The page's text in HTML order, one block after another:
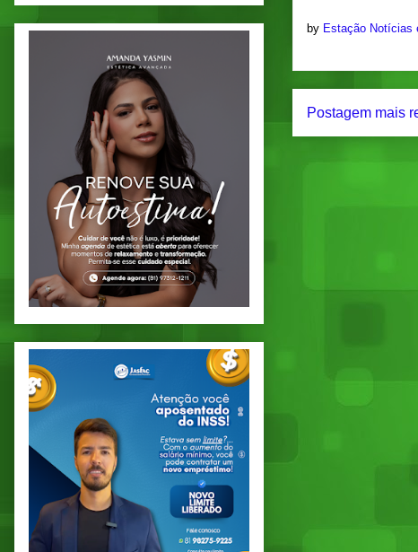
by Estação Notícias
Postagem mais